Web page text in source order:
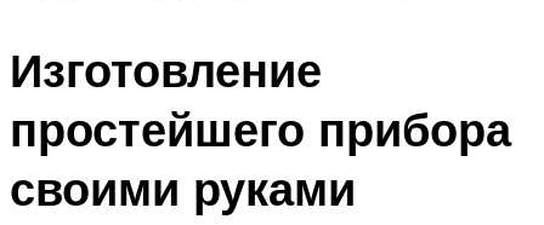
Изготовление
простейшего прибора
своими руками